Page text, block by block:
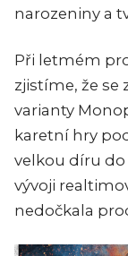
narozeniny a
Při letmém
zjistíme, že se
varianty
karetní hry
velkou díru do
vývoji
nedočkala